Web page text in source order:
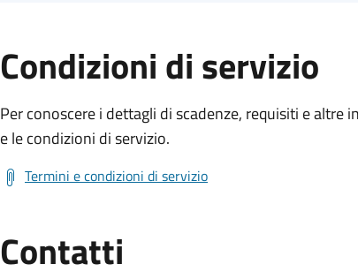
Condizioni di servizio
Per conoscere i dettagli di scadenze, requisiti e
e le condizioni di servizio.
Termini e condizioni di servizio
Contatti